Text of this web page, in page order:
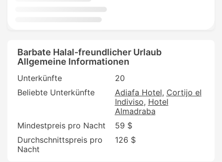
Barbate Halal-freundlicher Urlaub
Allgemeine Informationen
Unterkünfte
20
Beliebte Unterkünfte
Adiafa Hotel Cortijo el
Indiviso Hotel
Almadraba
Mindestpreis pro Nacht
59 $
Durchschnittspreis pro
Nacht
126 $